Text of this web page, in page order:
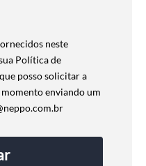
neste
Política de
posso solicitar a
enviando um